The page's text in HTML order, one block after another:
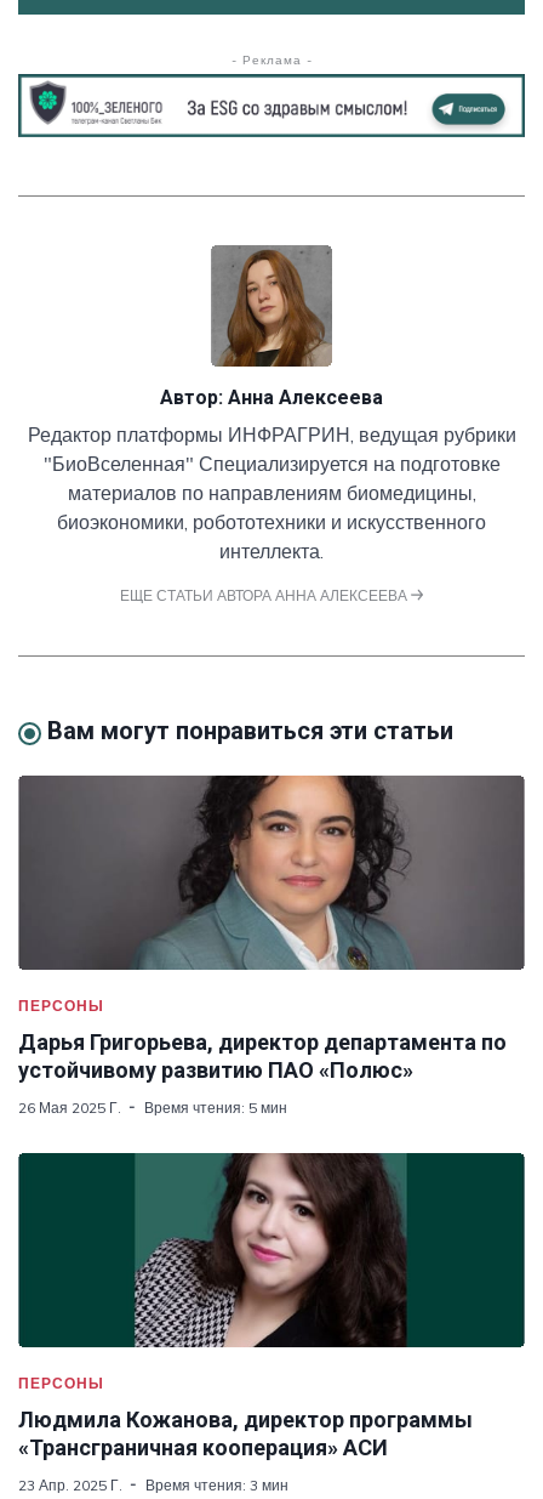
- Реклама -
Автор: Анна Алексеева
Редактор платформы ИНФРАГРИН, ведущая рубрики
"БиоВселенная" Специализируется на подготовке
материалов по направлениям биомедицины,
биоэкономики, робототехники и искусственного
интеллекта.
ЕЩЕ СТАТЬИ АВТОРА АННА АЛЕКСЕЕВА
Вам могут понравиться эти статьи
ПЕРСОНЫ
Дарья Григорьева, директор департамента по
устойчивому развитию ПАО «Полюс»
26 Мая 2025 Г. Время чтения: 5 мин
ПЕРСОНЫ
Людмила Кожанова, директор программы
«Трансграничная кооперация» АСИ
23 Апр. 2025 Г. Время чтения: 3 мин